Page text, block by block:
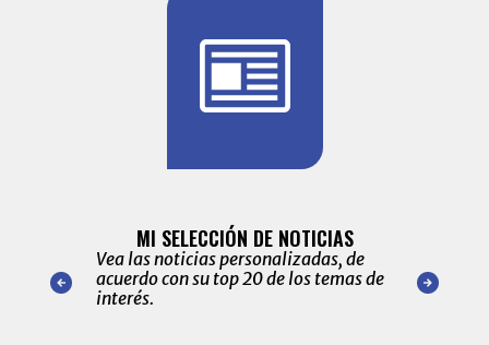
nuestro
para
MI SELECCIÓN DE NOTICIAS
Vea las noticias personalizadas, de
acuerdo con su top 20 de los temas de
interés.
de las